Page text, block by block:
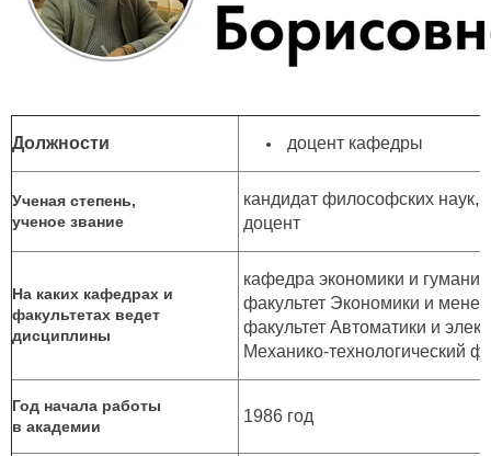
Должности доцент кафедры
Ученая степень,
ученое звание
кандидат философских наук,
доцент
На каких кафедрах и
факультетах ведет
дисциплины
кафедра экономики и
факультет Экономики и
факультет Автоматики и
Механико-технологический
Год начала работы
в академии
1986 год